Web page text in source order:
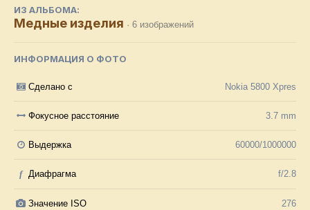
ИЗ АЛЬБОМА:
Медные изделия · 6 изображений
ИНФОРМАЦИЯ О ФОТО
Сделано с Nokia 5800 Xpres
Фокусное расстояние 3.7 mm
Выдержка 60000/1000000
f Диафрагма f/2.8
Значение ISO 276